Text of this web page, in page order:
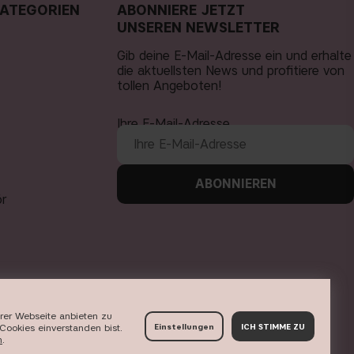
glutenfrei?
ABONNIERE JETZT
UNSEREN NEWSLETTER
Gib deine E-Mail-Adresse ein und erhalte
die aktuellsten News und profitiere von
tollen Angeboten!
Ihre E-Mail-Adresse
ABONNIEREN
Webseite anbieten zu
einverstanden bist.
​.
Einstellungen ICH STIMME ZU